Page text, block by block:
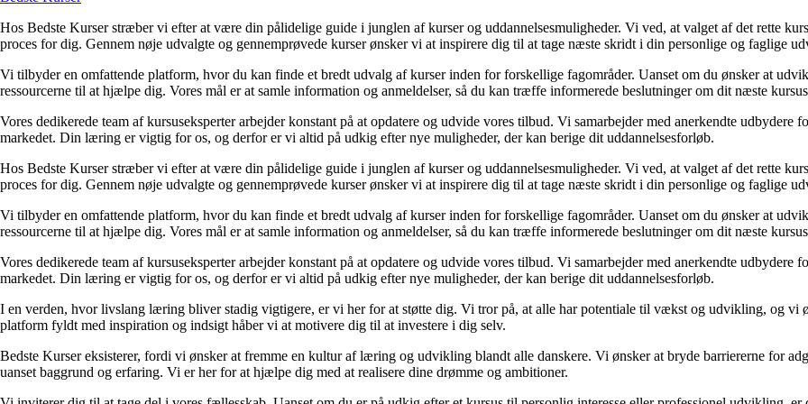
Hos Bedste Kurser stræber vi efter at være din pålidelige guide i junglen af kurser og uddannelsesmuligheder. Vi ved, at valget af det rette
proces for dig. Gennem nøje udvalgte og gennemprøvede kurser ønsker vi at inspirere dig til at tage næste skridt i din personlige og faglige
Vi tilbyder en omfattende platform, hvor du kan finde et bredt udvalg af kurser inden for forskellige fagområder. Uanset om du ønsker at
ressourcerne til at hjælpe dig. Vores mål er at samle information og anmeldelser, så du kan træffe informerede beslutninger om dit næste
Vores dedikerede team af kursuseksperter arbejder konstant på at opdatere og udvide vores tilbud. Vi samarbejder med anerkendte udbydere
markedet. Din læring er vigtig for os, og derfor er vi altid på udkig efter nye muligheder, der kan berige dit uddannelsesforløb.
Hos Bedste Kurser stræber vi efter at være din pålidelige guide i junglen af kurser og uddannelsesmuligheder. Vi ved, at valget af det rette
proces for dig. Gennem nøje udvalgte og gennemprøvede kurser ønsker vi at inspirere dig til at tage næste skridt i din personlige og faglige
Vi tilbyder en omfattende platform, hvor du kan finde et bredt udvalg af kurser inden for forskellige fagområder. Uanset om du ønsker at
ressourcerne til at hjælpe dig. Vores mål er at samle information og anmeldelser, så du kan træffe informerede beslutninger om dit næste
Vores dedikerede team af kursuseksperter arbejder konstant på at opdatere og udvide vores tilbud. Vi samarbejder med anerkendte udbydere
markedet. Din læring er vigtig for os, og derfor er vi altid på udkig efter nye muligheder, der kan berige dit uddannelsesforløb.
I en verden, hvor livslang læring bliver stadig vigtigere, er vi her for at støtte dig. Vi tror på, at alle har potentiale til vækst og udvikling, og vi
platform fyldt med inspiration og indsigt håber vi at motivere dig til at investere i dig selv.
Bedste Kurser eksisterer, fordi vi ønsker at fremme en kultur af læring og udvikling blandt alle danskere. Vi ønsker at bryde barriererne for
uanset baggrund og erfaring. Vi er her for at hjælpe dig med at realisere dine drømme og ambitioner.